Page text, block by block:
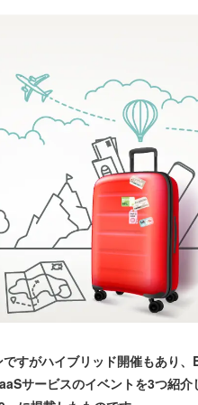
すがハイブリッド開催もあり
サービスのイベントを3つ紹